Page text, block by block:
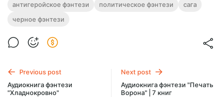
Полная версий.
Слушайте эту и другие фэнтези-аудиокниги полностью, без
рекламы и любых ограничений!
Level required:
Billed every 12 months.
Offer ends 08 August.
антигеройское фэнтези
политическое фэнтези
сага
черное фэнтези
Previous post
Аудиокнига фэнтези
"Хладнокровно"
Next post
Аудиокнига фэнтези "Печать
Ворона" | 7 книг